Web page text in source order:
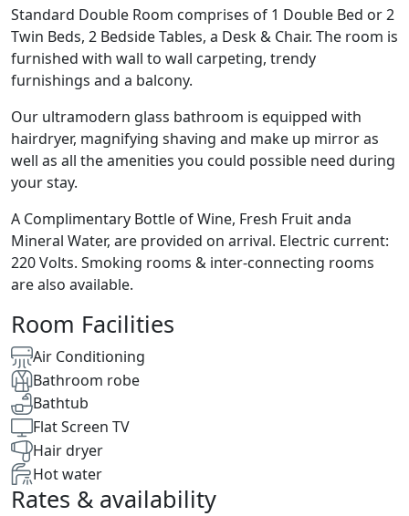
Standard Double Room comprises of 1 Double Bed or 2
Twin Beds, 2 Bedside Tables, a Desk & Chair. The room is
furnished with wall to wall carpeting, trendy
furnishings and a balcony.
Our ultramodern glass bathroom is equipped with
hairdryer, magnifying shaving and make up mirror as
well as all the amenities you could possible need during
your stay.
A Complimentary Bottle of Wine, Fresh Fruit anda
Mineral Water, are provided on arrival. Electric current:
220 Volts. Smoking rooms & inter-connecting rooms
are also available.
Room Facilities
Air Conditioning
Bathroom robe
Bathtub
Flat Screen TV
Hair dryer
Hot water
Rates & availability